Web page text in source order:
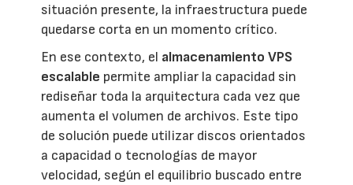
situación presente, la infraestructura puede
quedarse corta en un momento crítico.
En ese contexto, el almacenamiento VPS
escalable permite ampliar la capacidad sin
rediseñar toda la arquitectura cada vez que
aumenta el volumen de archivos. Este tipo
de solución puede utilizar discos orientados
a capacidad o tecnologías de mayor
velocidad, según el equilibrio buscado entre